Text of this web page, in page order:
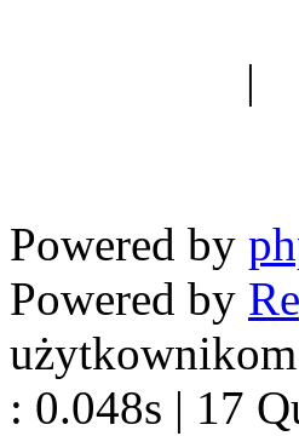
|
Powered by
Powered by
: 0.048s | 17